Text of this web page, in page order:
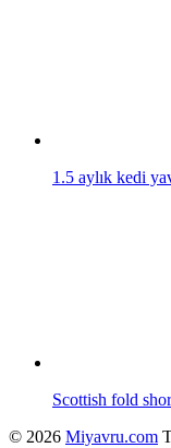
1.5 aylık kedi
Scottish fold
© 2026 Miyavru.com